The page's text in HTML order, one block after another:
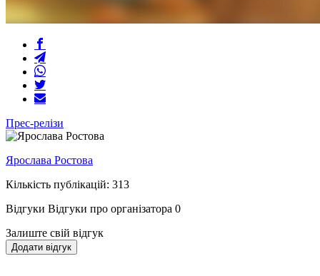
Прес-релізи
Ярослава Ростова
Кількість публікацій: 313
Відгуки Відгуки про організатора 0
Залиште свій відгук
Додати відгук